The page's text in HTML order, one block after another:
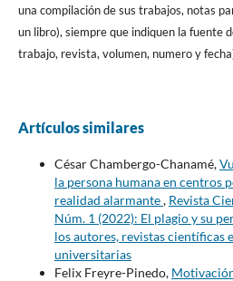
una compilación de sus trabajos, notas
un libro), siempre que indiquen la fuente
trabajo, revista, volumen, numero y
Artículos similares
César Chambergo-Chanamé,
la persona humana en centros
realidad alarmante, Revista
Núm. 1 (2022): El plagio y su
los autores, revistas científicas
universitarias
Felix Freyre-Pinedo,